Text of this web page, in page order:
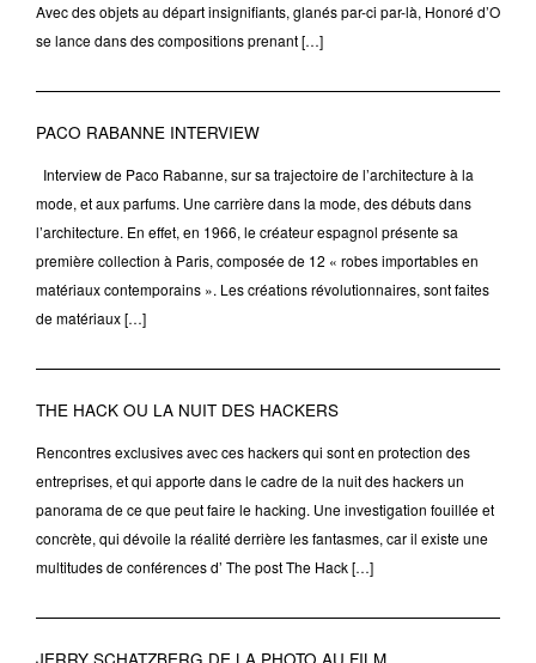
Avec des objets au départ insignifiants, glanés par-ci par-là, Honoré d’O
se lance dans des compositions prenant […]
PACO RABANNE INTERVIEW
Interview de Paco Rabanne, sur sa trajectoire de l’architecture à la
mode, et aux parfums. Une carrière dans la mode, des débuts dans
l’architecture. En effet, en 1966, le créateur espagnol présente sa
première collection à Paris, composée de 12 « robes importables en
matériaux contemporains ». Les créations révolutionnaires, sont faites
de matériaux […]
THE HACK OU LA NUIT DES HACKERS
Rencontres exclusives avec ces hackers qui sont en protection des
entreprises, et qui apporte dans le cadre de la nuit des hackers un
panorama de ce que peut faire le hacking. Une investigation fouillée et
concrète, qui dévoile la réalité derrière les fantasmes, car il existe une
multitudes de conférences d’ The post The Hack […]